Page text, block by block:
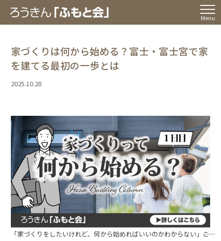
Menu
家づくりは何から始める？富士・富士宮で家
を建てる最初の一歩とは
2025.10.28
「家づくりをしたいけれど、何から始めればいいのかわからない」――こ